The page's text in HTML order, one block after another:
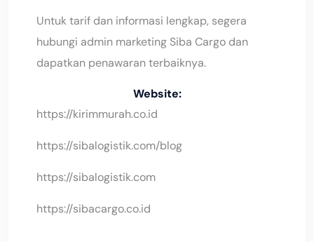
Untuk tarif dan informasi lengkap, segera
hubungi admin marketing Siba Cargo dan
dapatkan penawaran terbaiknya.
Website:
https://kirimmurah.co.id
https://sibalogistik.com/blog
https://sibalogistik.com
https://sibacargo.co.id